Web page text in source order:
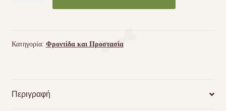
XL
Κατηγορία: Φροντίδα και Προστασία
Περιγραφή